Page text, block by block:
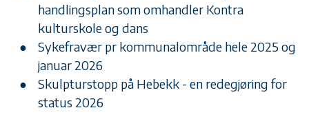
handlingsplan som omhandler Kontra
kulturskole og dans
Sykefravær pr kommunalområde hele 2025 og
januar 2026
Skulpturstopp på Hebekk - en redegjøring for
status 2026